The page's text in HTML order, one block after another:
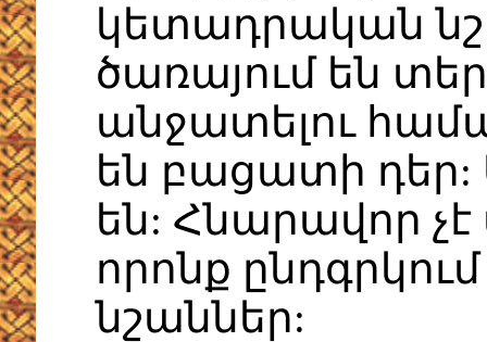
կետադրական
ծառայում են
անջատելու
են բացատի դեր:
են: Հնարավոր
որոնք
նշաններ: